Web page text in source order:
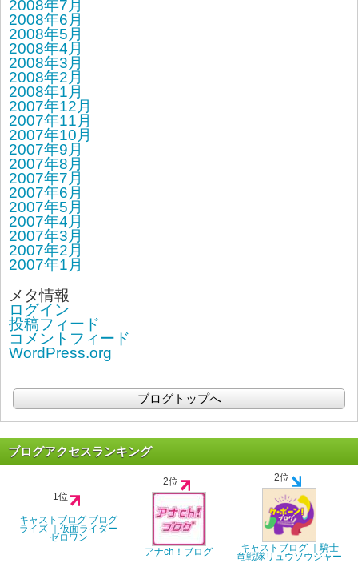
2008年7月
2008年6月
2008年5月
2008年4月
2008年3月
2008年2月
2008年1月
2007年12月
2007年11月
2007年10月
2007年9月
2007年8月
2007年7月
2007年6月
2007年5月
2007年4月
2007年3月
2007年2月
2007年1月
メタ情報
ログイン
投稿フィード
コメントフィード
WordPress.org
ブログトップへ
ブログアクセスランキング
1位
キャストブログ ブログ
ライズ ｜仮面ライダー
ゼロワン
2位
アナch！ブログ
2位
キャストブログ ｜騎士
竜戦隊リュウソウジャー